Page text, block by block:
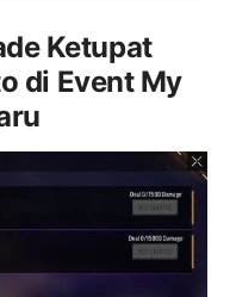
Ketupat
di Event My